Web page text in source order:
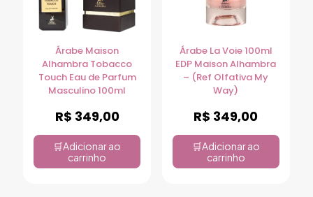
Árabe Maison
Alhambra Tobacco
Touch Eau de Parfum
Masculino 100ml
R$ 349,00
Adicionar ao
carrinho
Árabe La Voie 100ml
EDP Maison Alhambra
– (Ref Olfativa My
Way)
R$ 349,00
Adicionar ao
carrinho